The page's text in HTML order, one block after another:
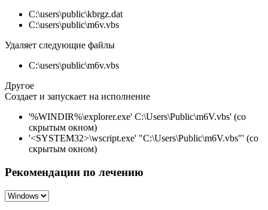
C:\users\public\kbrgz.dat
C:\users\public\m6v.vbs
Удаляет следующие файлы
C:\users\public\m6v.vbs
Другое
Создает и запускает на исполнение
'%WINDIR%\explorer.exe' C:\Users\Public\m6V.vbs' (со
скрытым окном)
'<SYSTEM32>\wscript.exe' "C:\Users\Public\m6V.vbs"' (со
скрытым окном)
Рекомендации по лечению